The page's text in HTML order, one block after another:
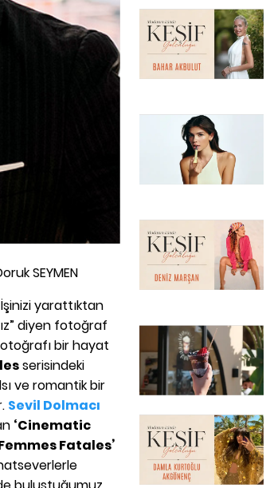
SEYMEN
İşinizi yarattıktan
diyen fotoğraf
bir hayat
serisindeki
ve romantik bir
Sevil Dolmacı
‘Cinematic
Fatales’